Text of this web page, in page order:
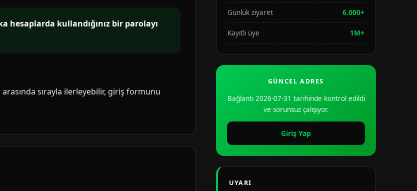
hesaplarda kullandığınız bir parolayı
sırayla ilerleyebilir, giriş formunu
Günlük ziyaret 6.000+
Kayıtlı üye 1M+
GÜNCEL ADRES
Bağlantı 2026-07-31 tarihinde kontrol edildi
ve sorunsuz çalışıyor.
Giriş Yap
UYARI